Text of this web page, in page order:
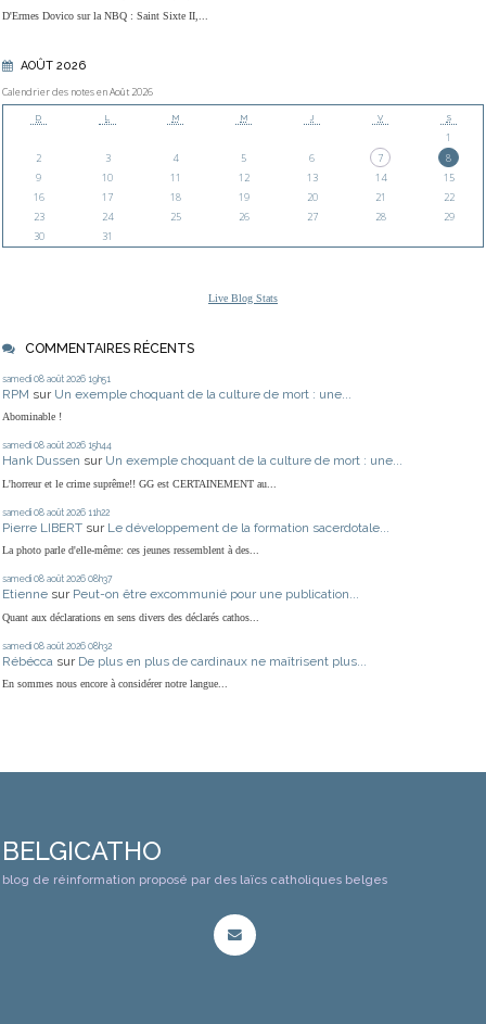
D'Ermes Dovico sur la NBQ : Saint Sixte II,...
AOÛT 2026
Calendrier des notes en Août 2026
D L M M J V S
1
2
3 4 5 6 7
8
9
10 11 12 13 14
15
16
17 18 19 20 21
22
23
24 25 26 27 28
29
30
31
Live Blog Stats
COMMENTAIRES RÉCENTS
samedi 08 août 2026 19h51
RPM sur Un exemple choquant de la culture de mort : une...
Abominable !
samedi 08 août 2026 15h44
Hank Dussen sur Un exemple choquant de la culture de mort : une...
L'horreur et le crime suprême!! GG est CERTAINEMENT au...
samedi 08 août 2026 11h22
Pierre LIBERT sur Le développement de la formation sacerdotale...
La photo parle d'elle-même: ces jeunes ressemblent à des...
samedi 08 août 2026 08h37
Etienne sur Peut-on être excommunié pour une publication...
Quant aux déclarations en sens divers des déclarés cathos...
samedi 08 août 2026 08h32
Rébécca sur De plus en plus de cardinaux ne maîtrisent plus...
En sommes nous encore à considérer notre langue...
BELGICATHO
blog de réinformation proposé par des laïcs catholiques belges